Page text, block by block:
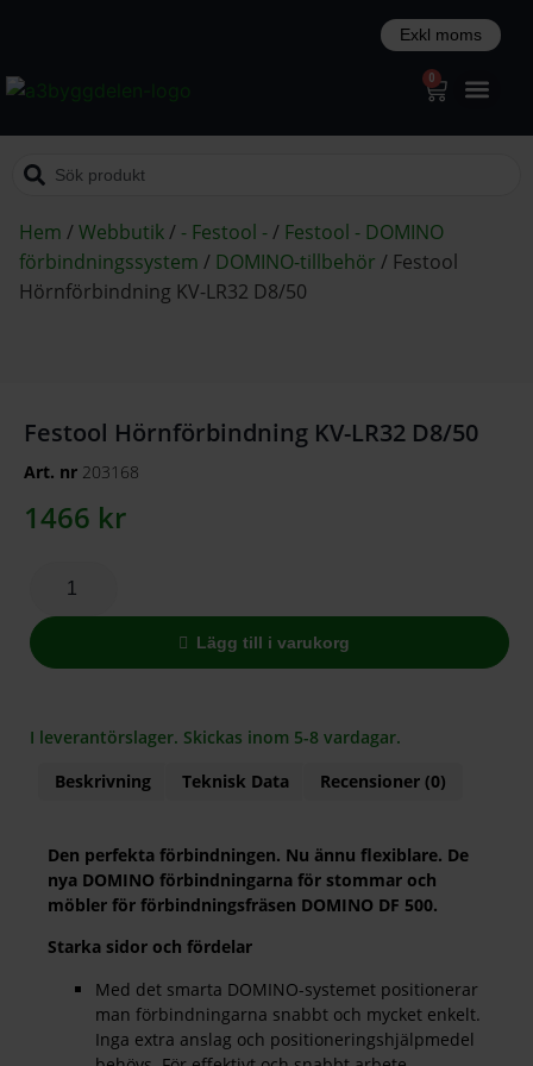
0
Hem /Webbutik/ - Festool -/ Festool - DOMINO
förbindningssystem / DOMINO-tillbehör / Festool
Hörnförbindning KV-LR32 D8/50
Festool Hörnförbindning KV-LR32 D8/50
Art. nr 203168
1466 kr
Lägg till i varukorg
I leverantörslager. Skickas inom 5-8 vardagar.
Beskrivning
Teknisk Data Recensioner (0)
Den perfekta förbindningen. Nu ännu flexiblare. De
nya DOMINO förbindningarna för stommar och
möbler för förbindningsfräsen DOMINO DF 500.
Starka sidor och fördelar
Med det smarta DOMINO-systemet positionerar
man förbindningarna snabbt och mycket enkelt.
Inga extra anslag och positioneringshjälpmedel